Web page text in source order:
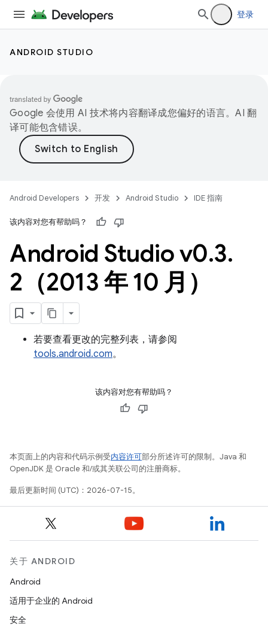
登录
ANDROID STUDIO
Google 会使用 AI 技术将内容翻译成您偏好的语言。AI 翻
译可能包含错误。
Android Developers 开发 Android Studio IDE 指南
该内容对您有帮助吗？
Android Studio v0.3.
2（2013 年 10 月）
若要查看更改的完整列表，请参阅
tools.android.com。
该内容对您有帮助吗？
本页面上的内容和代码示例受内容许可部分所述许可的限制。Java 和
OpenJDK 是 Oracle 和/或其关联公司的注册商标。
最后更新时间 (UTC)：2026-07-15。
关于 ANDROID
Android
适用于企业的 Android
安全